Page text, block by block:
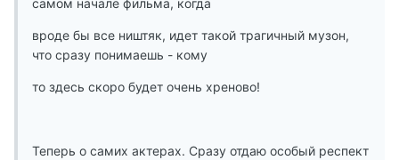
самом начале фильма, когда
вроде бы все ништяк, идет такой трагичный музон,
что сразу понимаешь - кому
то здесь скоро будет очень хреново!
Теперь о самих актерах. Сразу отдаю особый респект